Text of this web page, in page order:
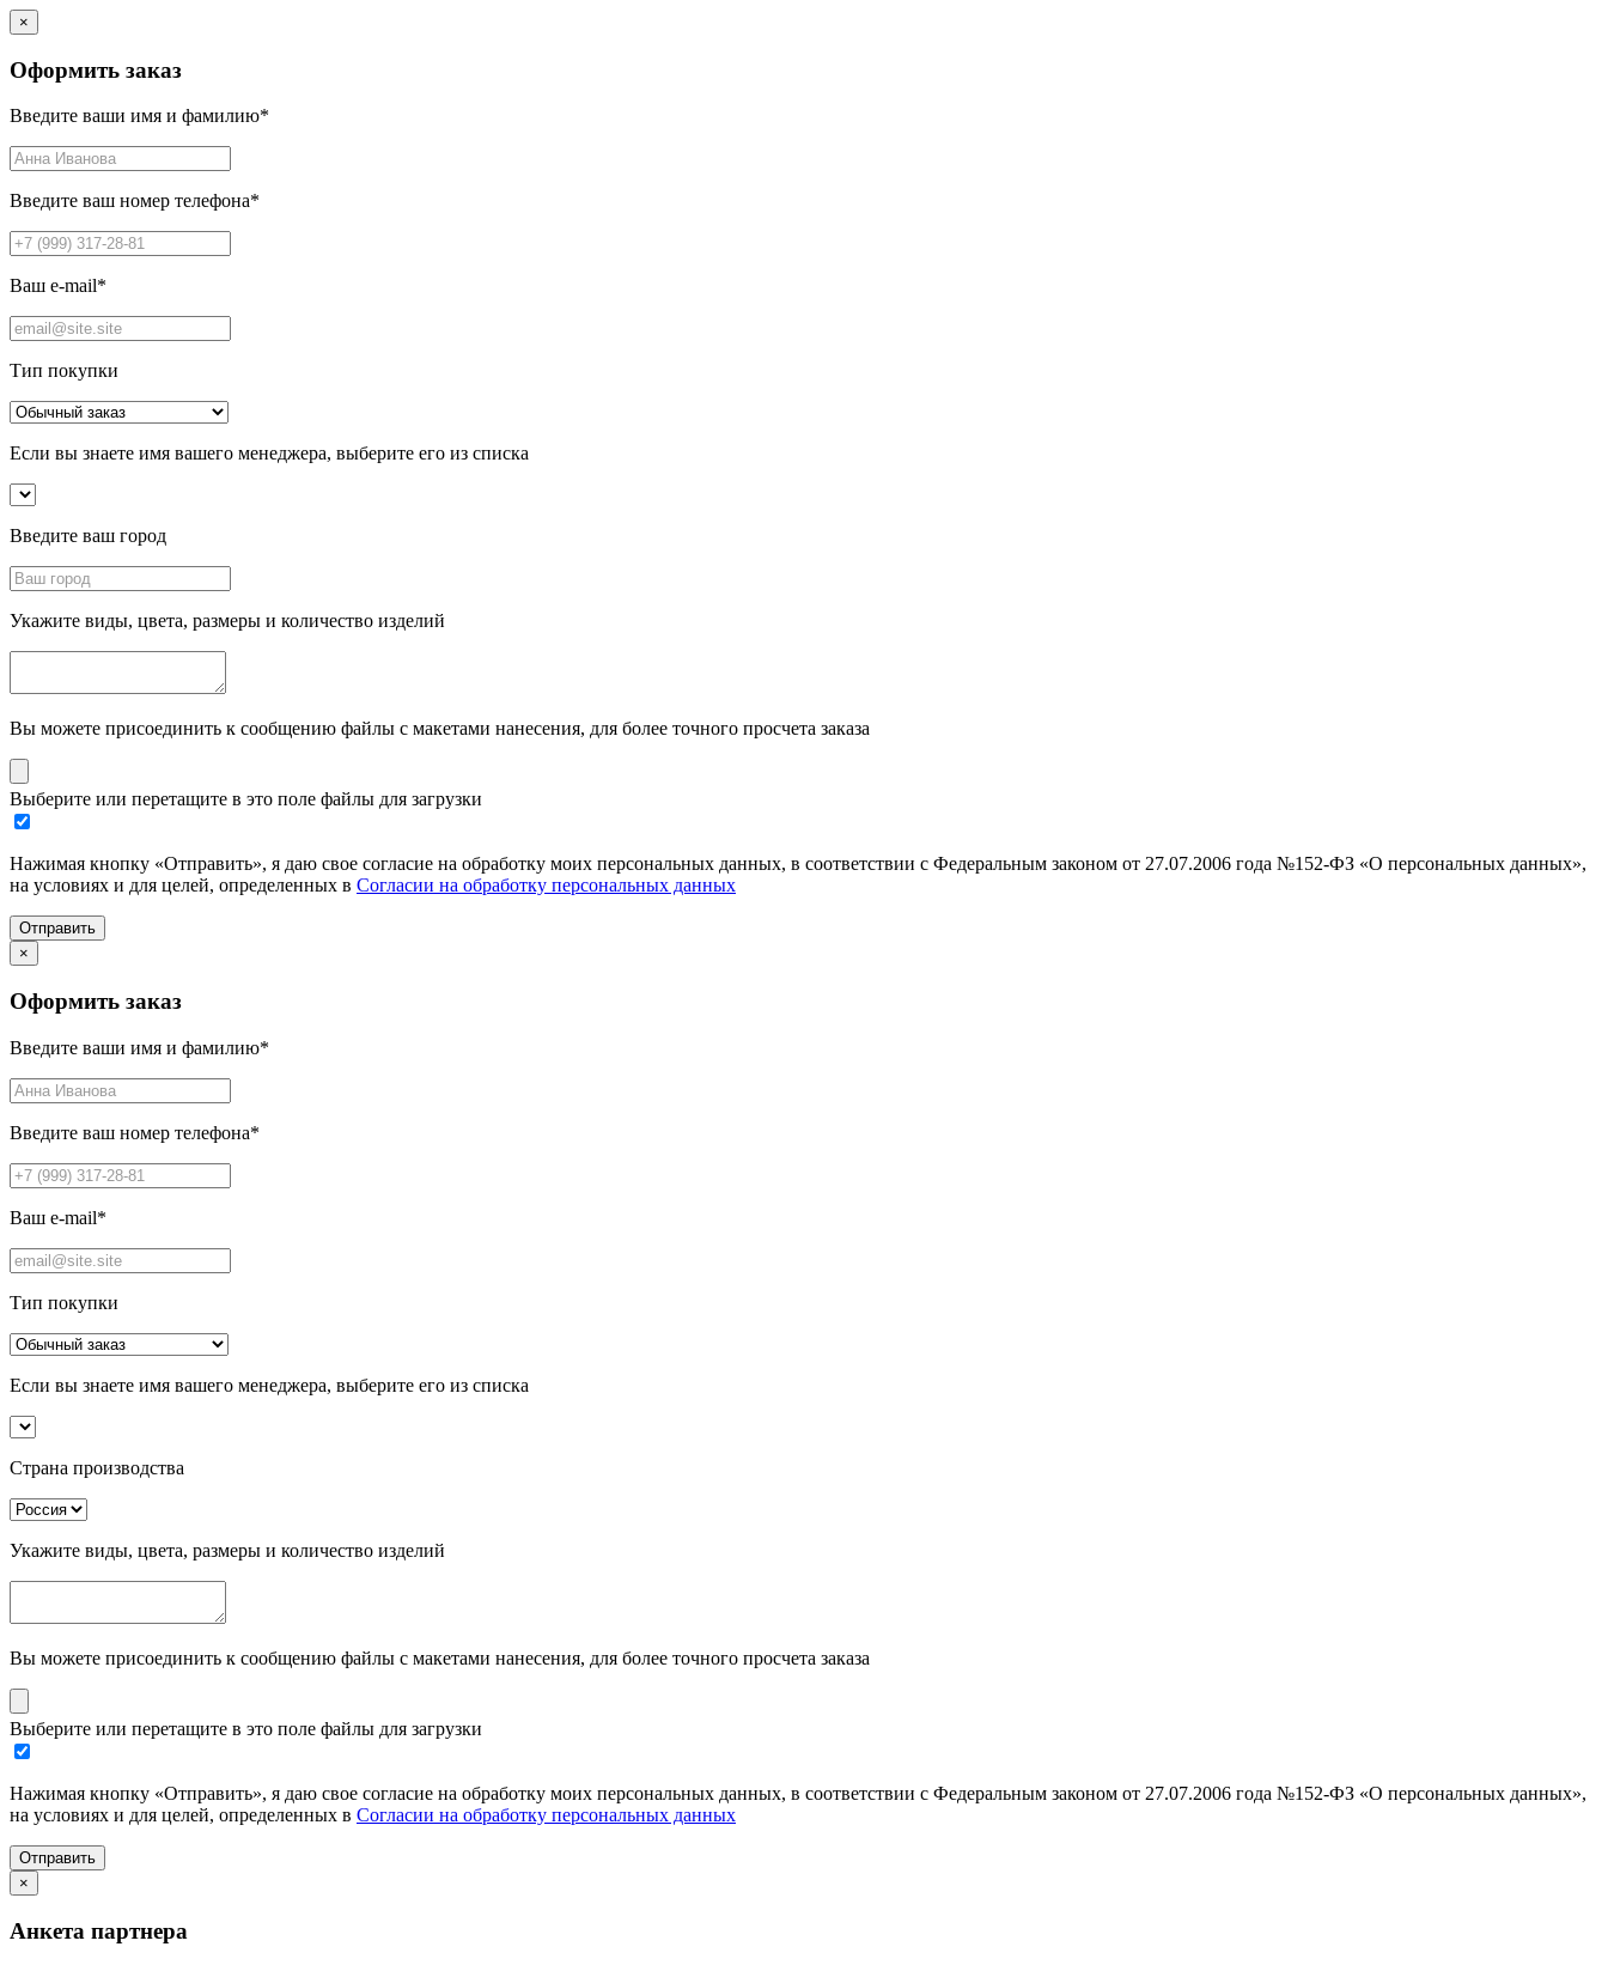
×
Оформить заказ
Введите ваши имя и фамилию*
Введите ваш номер телефона*
Ваш e-mail*
Тип покупки
Если вы знаете имя вашего менеджера, выберите его из списка
Введите ваш город
Укажите виды, цвета, размеры и количество изделий
Вы можете присоединить к сообщению файлы с макетами нанесения, для более точного просчета заказа
Выберите или перетащите в это поле файлы для загрузки
Нажимая кнопку «Отправить», я даю свое согласие на обработку моих персональных данных, в соответствии с Федеральным законом от 27.07.2006 года №152-ФЗ «О персональных данных»,
на условиях и для целей, определенных в Согласии на обработку персональных данных
Отправить
×
Оформить заказ
Введите ваши имя и фамилию*
Введите ваш номер телефона*
Ваш e-mail*
Тип покупки
Если вы знаете имя вашего менеджера, выберите его из списка
Страна производства
Укажите виды, цвета, размеры и количество изделий
Вы можете присоединить к сообщению файлы с макетами нанесения, для более точного просчета заказа
Выберите или перетащите в это поле файлы для загрузки
Нажимая кнопку «Отправить», я даю свое согласие на обработку моих персональных данных, в соответствии с Федеральным законом от 27.07.2006 года №152-ФЗ «О персональных данных»,
на условиях и для целей, определенных в Согласии на обработку персональных данных
Отправить
×
Анкета партнера